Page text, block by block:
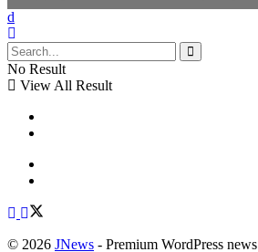
No Result
View All Result
© 2026 JNews - Premium WordPress